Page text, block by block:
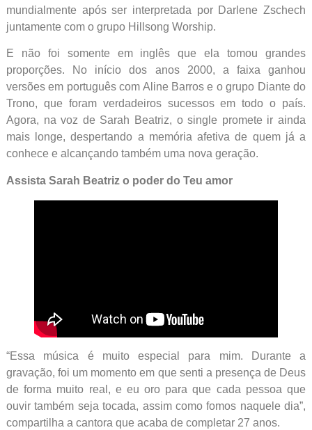
mundialmente após ser interpretada por Darlene Zschech
juntamente com o grupo Hillsong Worship.
E não foi somente em inglês que ela tomou grandes
proporções. No início dos anos 2000, a faixa ganhou
versões em português com Aline Barros e o grupo Diante do
Trono, que foram verdadeiros sucessos em todo o país.
Agora, na voz de Sarah Beatriz, o single promete ir ainda
mais longe, despertando a memória afetiva de quem já a
conhece e alcançando também uma nova geração.
Assista Sarah Beatriz o poder do Teu amor
“Essa música é muito especial para mim. Durante a
gravação, foi um momento em que senti a presença de Deus
de forma muito real, e eu oro para que cada pessoa que
ouvir também seja tocada, assim como fomos naquele dia”,
compartilha a cantora que acaba de completar 27 anos.